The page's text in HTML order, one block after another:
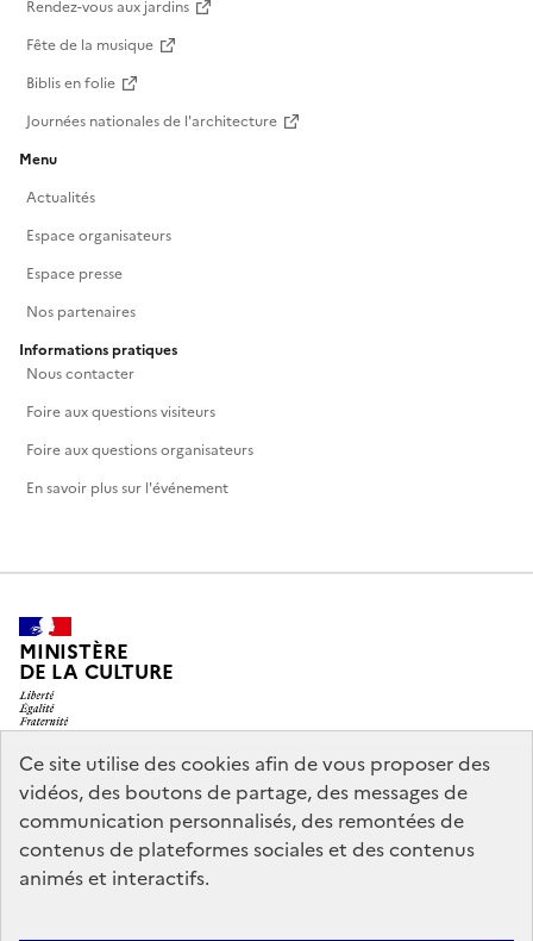
Ce site utilise des cookies afin de vous proposer des
vidéos, des boutons de partage, des messages de
communication personnalisés, des remontées de
contenus de plateformes sociales et des contenus
animés et interactifs.
Rendez-vous aux jardins
Fête de la musique
Biblis en folie
Journées nationales de l'architecture
Menu
Actualités
Espace organisateurs
Espace presse
Nos partenaires
Informations pratiques
Nous contacter
Foire aux questions visiteurs
Foire aux questions organisateurs
En savoir plus sur l'événement
MINISTÈRE
DE LA CULTURE
legifrance.gouv.fr
info.gouv.fr
service-public.gouv.fr
data.gouv.fr